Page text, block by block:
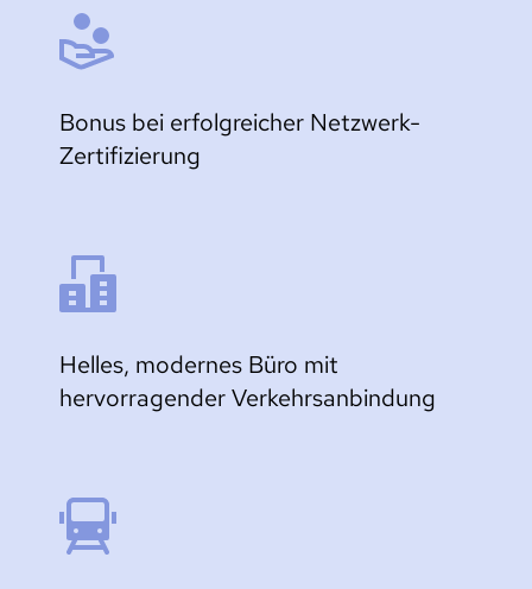
Bonus bei erfolgreicher Netzwerk-
Zertifizierung
Helles, modernes Büro mit
hervorragender Verkehrsanbindung